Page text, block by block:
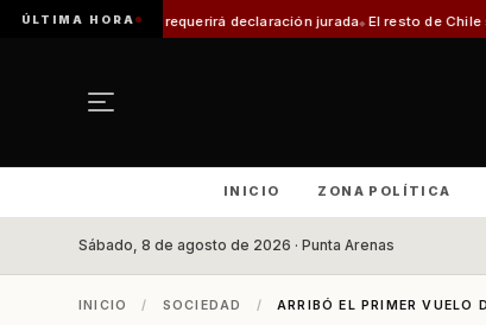
ÚLTIMA HORA
jurada El resto de Chile se alineará con Magallanes:
INICIO ZONA POLÍTICA
Sábado, 8 de agosto de 2026 · Punta Arenas
INICIO / SOCIEDAD / ARRIBÓ EL PRIMER VUELO